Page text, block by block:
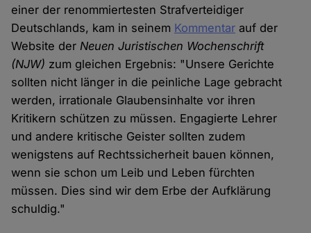
einer der renommiertesten Strafverteidiger
Deutschlands, kam in seinem Kommentar auf der
Website derNeuen Juristischen Wochenschrift
(NJW) zum gleichen Ergebnis: "Unsere Gerichte
sollten nicht länger in die peinliche Lage gebracht
werden, irrationale Glaubensinhalte vor ihren
Kritikern schützen zu müssen. Engagierte Lehrer
und andere kritische Geister sollten zudem
wenigstens auf Rechtssicherheit bauen können,
wenn sie schon um Leib und Leben fürchten
müssen. Dies sind wir dem Erbe der Aufklärung
schuldig."